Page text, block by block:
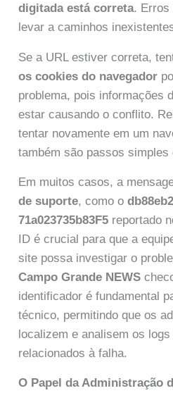
digitada está correta. Erros
levar a caminhos
Se a URL estiver correta,
os cookies do navegador
problema, pois informações
estar causando o conflito.
tentar novamente em um
também são passos simples
Em muitos casos, a
de suporte, como o
71a023735b83F5 reportado
ID é crucial para que a
site possa investigar o
Campo Grande NEWS
identificador é fundamental
técnico, permitindo que os
localizem e analisem os
relacionados à falha.
O Papel da Administração